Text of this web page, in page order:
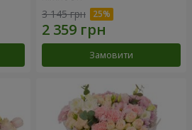
3 145 грн
Замовити